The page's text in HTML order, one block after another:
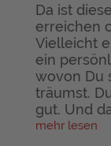
Da ist
erreichen
Vielleicht
ein
wovon Du
träumst.
gut. Und
mehr lesen